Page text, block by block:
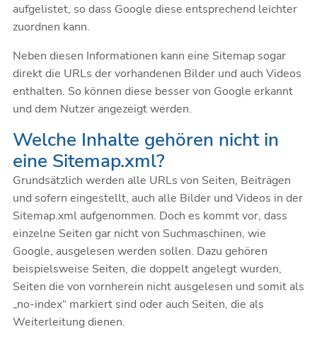
aufgelistet, so dass Google diese entsprechend leichter
zuordnen kann.
Neben diesen Informationen kann eine Sitemap sogar
direkt die URLs der vorhandenen Bilder und auch Videos
enthalten. So können diese besser von Google erkannt
und dem Nutzer angezeigt werden.
Welche Inhalte gehören nicht in
eine Sitemap.xml?
Grundsätzlich werden alle URLs von Seiten, Beiträgen
und sofern eingestellt, auch alle Bilder und Videos in der
Sitemap.xml aufgenommen. Doch es kommt vor, dass
einzelne Seiten gar nicht von Suchmaschinen, wie
Google, ausgelesen werden sollen. Dazu gehören
beispielsweise Seiten, die doppelt angelegt wurden,
Seiten die von vornherein nicht ausgelesen und somit als
„no-index“ markiert sind oder auch Seiten, die als
Weiterleitung dienen.